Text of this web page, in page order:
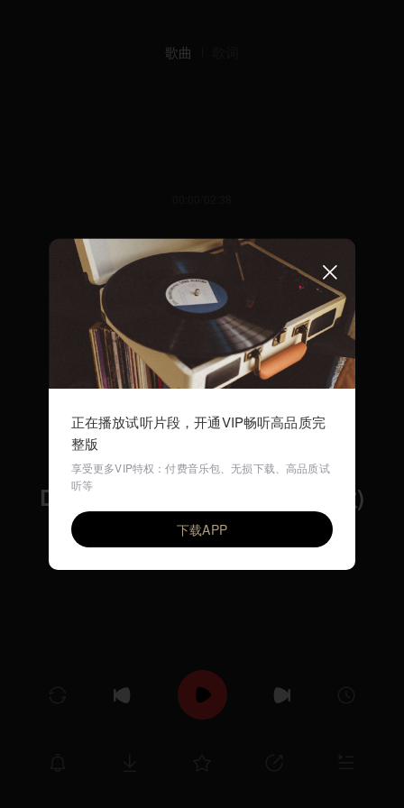
歌曲
Down in the Valley (早教英文歌)
环尼宝贝儿歌
正在播放试听片段，开通VIP畅听高品质完
整版
享受更多VIP特权：付费音乐包、无损下载、高品质试
听等
下载APP
